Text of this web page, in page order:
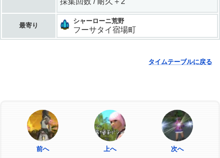
最寄り
シャーローニ荒野
フーサタイ宿場町
タイムテーブルに戻る
前へ 上へ 次へ